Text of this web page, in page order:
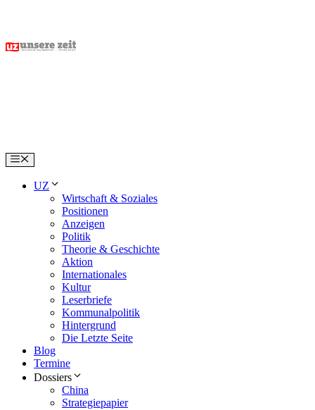
content
Menu
UZ
Wirtschaft & Soziales
Positionen
Anzeigen
Politik
Theorie & Geschichte
Aktion
Internationales
Kultur
Leserbriefe
Kommunalpolitik
Hintergrund
Die Letzte Seite
Blog
Termine
Dossiers
China
Strategiepapier